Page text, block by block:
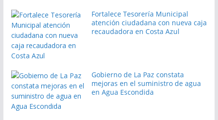
Fortalece Tesorería Municipal
atención ciudadana con nueva caja
recaudadora en Costa Azul
Gobierno de La Paz constata
mejoras en el suministro de agua
en Agua Escondida